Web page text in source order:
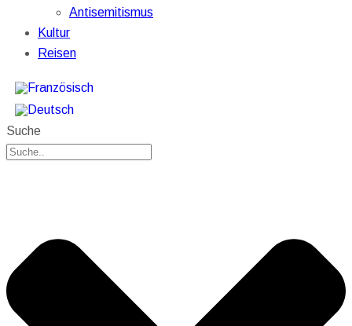
Antisemitismus
Kultur
Reisen
Suche